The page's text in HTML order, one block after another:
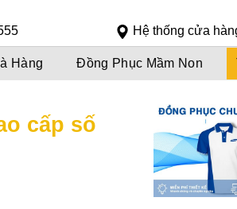
Hệ thống cửa
Hàng Đồng Phục Mầm Non
cấp số